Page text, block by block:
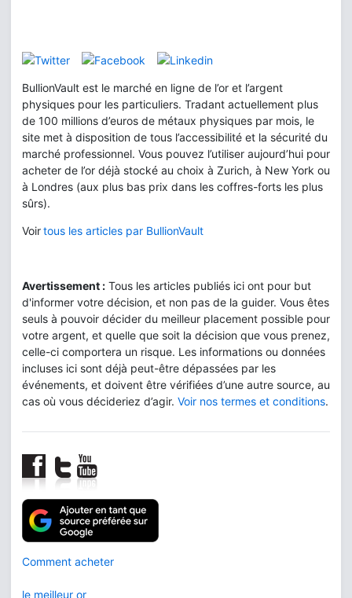
BullionVault est le marché en ligne de l’or et l’argent
physiques pour les particuliers. Tradant actuellement plus
de 100 millions d’euros de métaux physiques par mois, le
site met à disposition de tous l’accessibilité et la sécurité du
marché professionnel. Vous pouvez l’utiliser aujourd’hui pour
acheter de l’or déjà stocké au choix à Zurich, à New York ou
à Londres (aux plus bas prix dans les coffres-forts les plus
sûrs).
Voirtous les articles par BullionVault
Avertissement : Tous les articles publiés ici ont pour but
d'informer votre décision, et non pas de la guider. Vous êtes
seuls à pouvoir décider du meilleur placement possible pour
votre argent, et quelle que soit la décision que vous prenez,
celle-ci comportera un risque. Les informations ou données
incluses ici sont déjà peut-être dépassées par les
événements, et doivent être vérifiées d’une autre source, au
cas où vous décideriez d’agir. Voir nos termes et conditions.
Comment acheter
le meilleur or